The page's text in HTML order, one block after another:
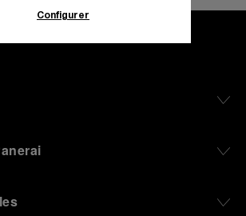
consentement pour l’utilisation
votre consentement uniquement
Configurer